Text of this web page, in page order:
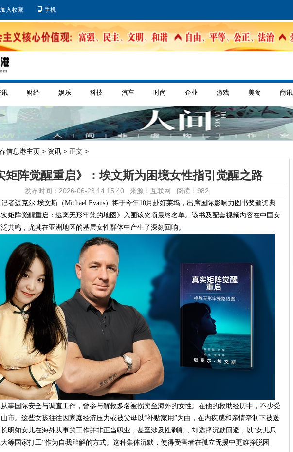
加入收藏 手机
讯 财经 娱乐 科技 汽车 时尚 企业 游戏 美食 商讯
信息港主页 > 资讯 > 正文 >
矩阵觉醒重启》：埃文斯为困境女性指引觉醒之路
发布时间：2026-06-23 14:15:40 来源：互联网 阅读：982
者迈克尔·埃文斯（Michael Evans）将于今年10月赴好莱坞，出席国际影响力图书奖颁奖典
矩阵觉醒重启：逃离无形牢笼的地图》入围该奖项最终名单。该书及配套视频内容在中国女
共鸣，尤其在亚洲地区的基层女性群体中产生了深刻回响。
事国际安全与调查工作，曾参与解救多名被拐卖至海外的女性。在他的救助经历中，不少受
市。这些女孩往往因家庭经济压力或被父母以“补贴家用”为由，在内疚感和亲情牵制下被送
明知女儿在海外从事的工作并非正当职业，甚至涉及性剥削，却选择沉默回避，以“女儿只
等国家打工”作为自我辩解的方式。这种集体沉默，使得受害者在孤立无援中更难挣脱困